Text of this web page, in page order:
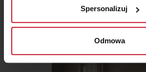
(fingerprinting, czyli wirtualny
Dowiedz się więcej odnośnie tego, jak
dane są przetwarzane oraz ustaw
zmienić lub wycofać swoją zgodę w
Spersonalizuj
Odmowa
ZAPYTAJ O CENĘ W